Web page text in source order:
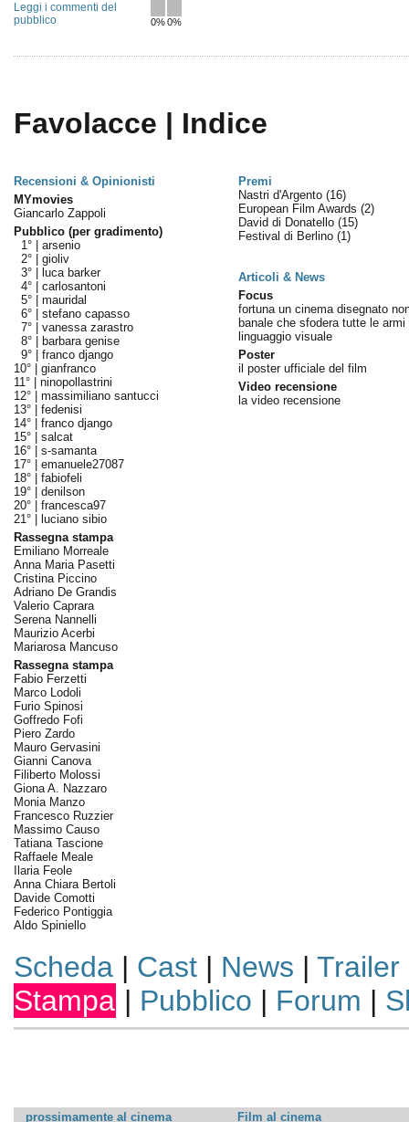
0%0%
Leggi i commenti del
pubblico
Favolacce | Indice
Recensioni & Opinionisti
Premi
MYmovies
Giancarlo Zappoli
Pubblico (per gradimento)
1° | arsenio
2° | gioliv
3° |
luca barker
4° | carlosantoni
5° | mauridal
6° | stefano capasso
7° | vanessa zarastro
8° |
barbara genise
9° | franco django
10° | gianfranco
11° | ninopollastrini
12° | massimiliano santucci
13° | fedenisi
14° | franco django
15° | salcat
16° | s-samanta
17° | emanuele27087
18° | fabiofeli
19° | denilson
20° | francesca97
21° |
luciano sibio
Rassegna stampa
Emiliano Morreale
Anna Maria Pasetti
Cristina Piccino
Adriano De Grandis
Valerio Caprara
Serena Nannelli
Maurizio Acerbi
Mariarosa Mancuso
Rassegna stampa
Fabio Ferzetti
Marco Lodoli
Furio Spinosi
Goffredo Fofi
Piero Zardo
Mauro Gervasini
Gianni Canova
Filiberto Molossi
Giona A. Nazzaro
Monia Manzo
Francesco Ruzzier
Massimo Causo
Tatiana Tascione
Raffaele Meale
Ilaria Feole
Anna Chiara Bertoli
Davide Comotti
Federico Pontiggia
Aldo Spiniello
Nastri d'Argento (16)
European Film Awards (2)
David di Donatello (15)
Festival di Berlino (1)
Articoli & News
Focus
fortuna un cinema disegnato
banale che sfodera tutte le armi
linguaggio visuale
Poster
il poster ufficiale del film
Video recensione
la video recensione
Scheda| Cast| News | Trailer
Stampa | Pubblico | Forum |
prossimamente al cinema Film al cinema